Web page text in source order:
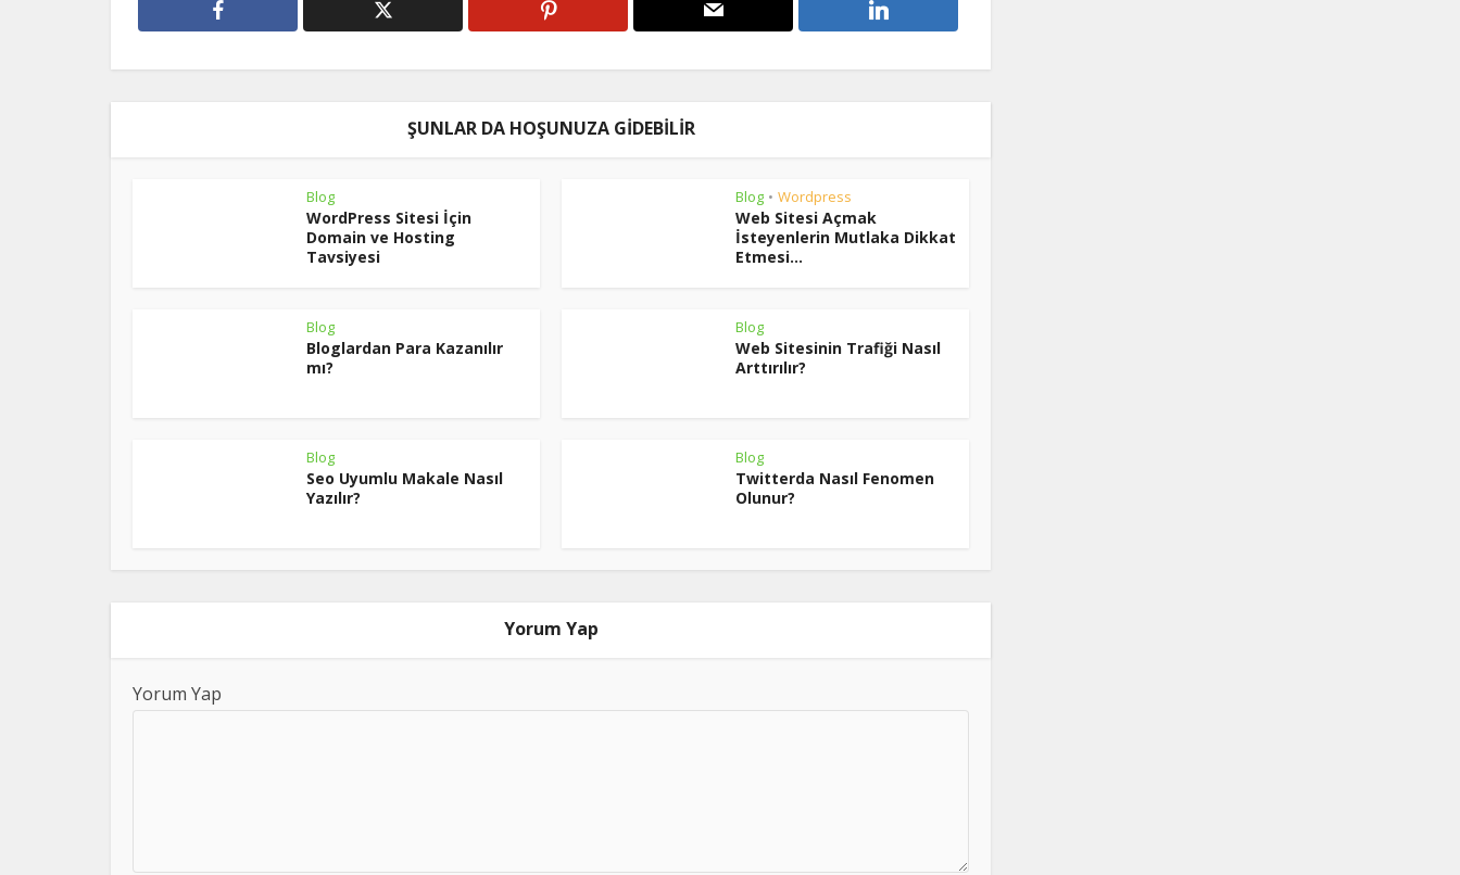
ŞUNLAR DA HOŞUNUZA GIDEBILIR
Blog
WordPress Sitesi İçin
Domain ve Hosting
Tavsiyesi
Blog • Wordpress
Web Sitesi Açmak
İsteyenlerin Mutlaka Dikkat
Etmesi...
Blog
Bloglardan Para Kazanılır
mı?
Blog
Web Sitesinin Trafiği Nasıl
Arttırılır?
Blog
Seo Uyumlu Makale Nasıl
Yazılır?
Blog
Twitterda Nasıl Fenomen
Olunur?
Yorum Yap
Yorum Yap